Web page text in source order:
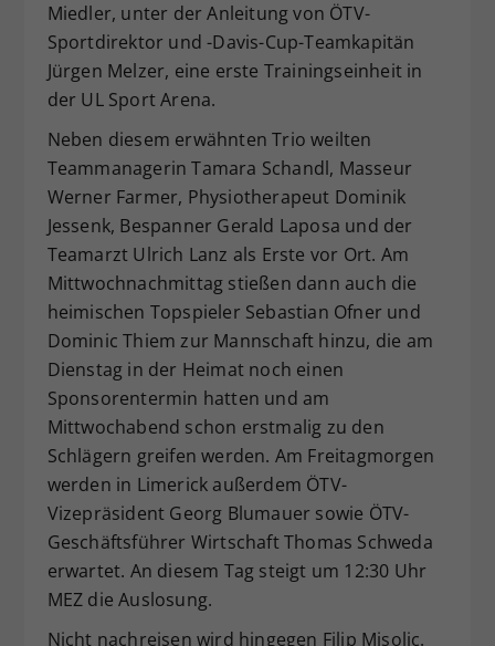
Miedler, unter der Anleitung von ÖTV-
Sportdirektor und -Davis-Cup-Teamkapitän
Jürgen Melzer, eine erste Trainingseinheit in
der UL Sport Arena.
Neben diesem erwähnten Trio weilten
Teammanagerin Tamara Schandl, Masseur
Werner Farmer, Physiotherapeut Dominik
Jessenk, Bespanner Gerald Laposa und der
Teamarzt Ulrich Lanz als Erste vor Ort. Am
Mittwochnachmittag stießen dann auch die
heimischen Topspieler Sebastian Ofner und
Dominic Thiem zur Mannschaft hinzu, die am
Dienstag in der Heimat noch einen
Sponsorentermin hatten und am
Mittwochabend schon erstmalig zu den
Schlägern greifen werden. Am Freitagmorgen
werden in Limerick außerdem ÖTV-
Vizepräsident Georg Blumauer sowie ÖTV-
Geschäftsführer Wirtschaft Thomas Schweda
erwartet. An diesem Tag steigt um 12:30 Uhr
MEZ die Auslosung.
Nicht nachreisen wird hingegen Filip Misolic.